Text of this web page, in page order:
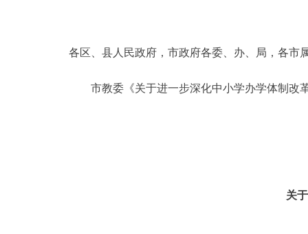
各区、县人民政府，市政府各委、办、局，各市
市教委《关于进一步深化中小学办学体制改革
关